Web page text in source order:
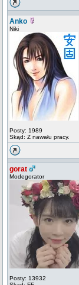
Anko
Niki
Posty: 1989
Skąd: Z nawału pracy.
gorat
Modegorator
Posty: 13932